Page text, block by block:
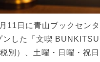
11日に青山ブックセン
ンした「文喫
別）、土曜・日曜・祝